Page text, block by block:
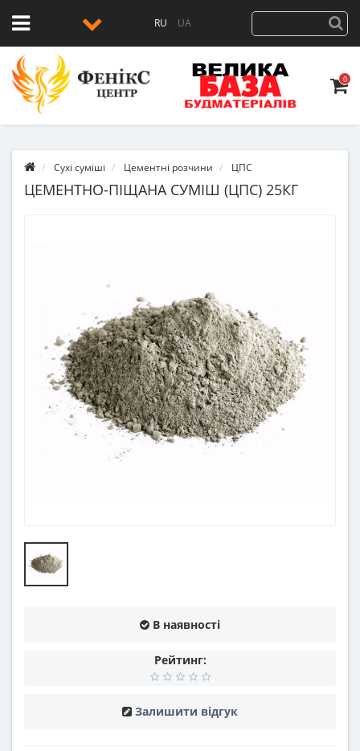
RU UA
0
Сухі суміші Цементні розчини ЦПС
ЦЕМЕНТНО-ПІЩАНА СУМІШ (ЦПС) 25КГ
В наявності
Рейтинг:
Залишити відгук